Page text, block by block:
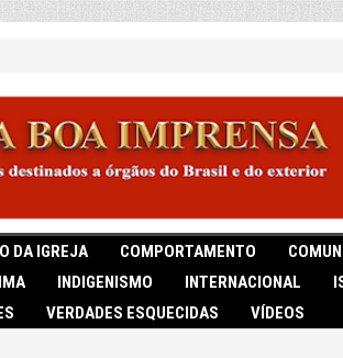
DA IGREJA COMPORTAMENTO
INDIGENISMO INTERNACIONAL
VERDADES ESQUECIDAS VÍDEOS